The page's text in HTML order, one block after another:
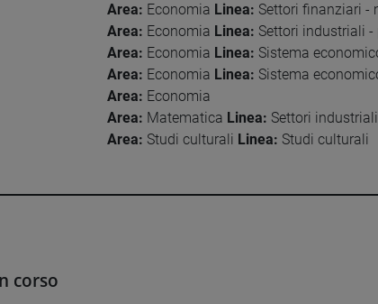
Area: Economia Linea: Settori finanziari -
Area: Economia Linea: Settori industriali
Area: Economia Linea: Sistema
Area: Economia Linea: Sistema
Area: Economia
Area: Matematica Linea: Settori
Area: Studi culturali Linea: Studi culturali
corso